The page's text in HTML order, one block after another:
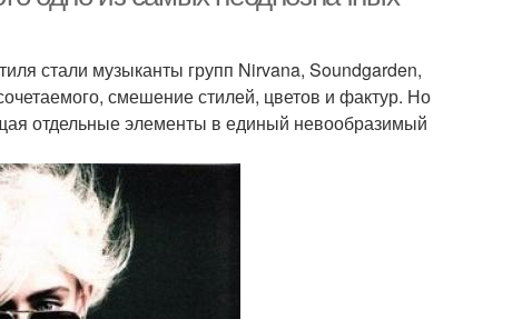
стали музыканты групп Nirvana, Soundgarden,
смешение стилей, цветов и фактур. Но
отдельные элементы в единый невообразимый